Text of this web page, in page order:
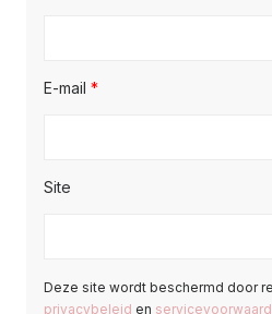
E-mail *
Site
Deze site wordt beschermd door
privacybeleid en